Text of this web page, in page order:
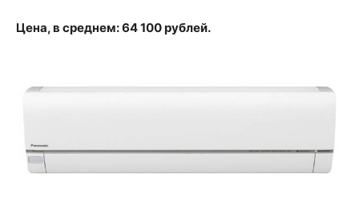
Цена, в среднем: 64 100 рублей.